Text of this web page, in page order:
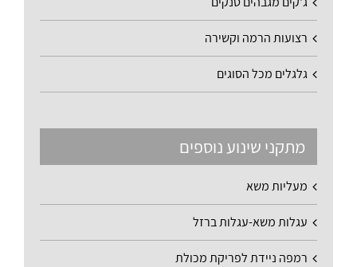
רצועות הרמה וקשירה
גלגלים מכל הסוגים
מתקני שינוע נוספים
מעליות משא
עגלות משא-עגלות ברזל
רמפה ניידת לפריקת מכולת